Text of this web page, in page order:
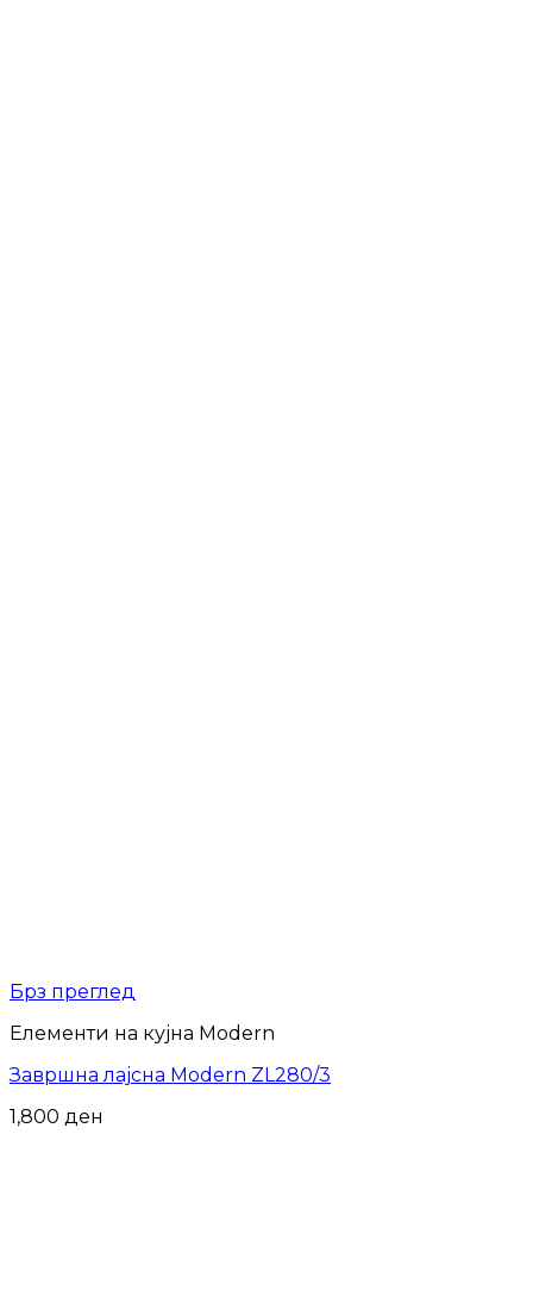
Брз преглед
Елементи на кујна Modern
Завршна лајсна Modern ZL280/3
1,800 ден